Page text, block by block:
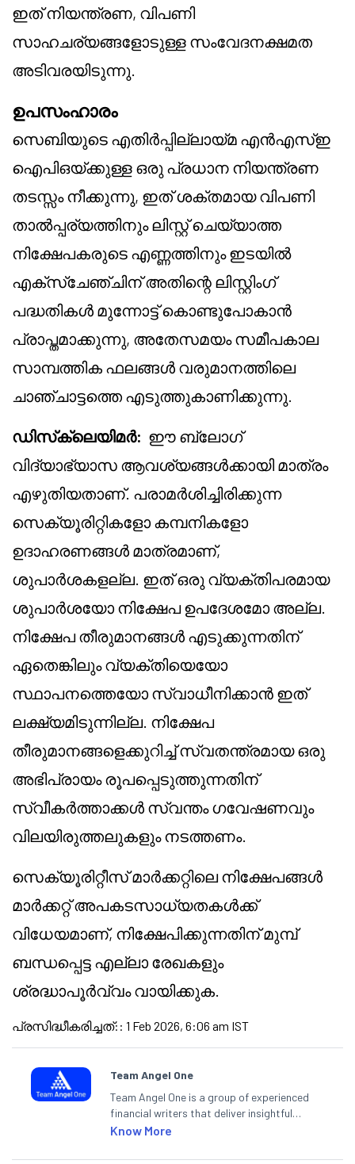
ഇത് നിയന്ത്രണ, വിപണി
സാഹചര്യങ്ങളോടുള്ള സംവേദനക്ഷമത
അടിവരയിടുന്നു.
ഉപസംഹാരം
സെബിയുടെ എതിർപ്പില്ലായ്മ എൻ‌എസ്‌ഇ
ഐ‌പി‌ഒയ്ക്കുള്ള ഒരു പ്രധാന നിയന്ത്രണ
തടസ്സം നീക്കുന്നു, ഇത് ശക്തമായ വിപണി
താൽപ്പര്യത്തിനും ലിസ്റ്റ് ചെയ്യാത്ത
നിക്ഷേപകരുടെ എണ്ണത്തിനും ഇടയിൽ
എക്സ്ചേഞ്ചിന് അതിന്റെ ലിസ്റ്റിംഗ്
പദ്ധതികൾ മുന്നോട്ട് കൊണ്ടുപോകാൻ
പ്രാപ്തമാക്കുന്നു, അതേസമയം സമീപകാല
സാമ്പത്തിക ഫലങ്ങൾ വരുമാനത്തിലെ
ചാഞ്ചാട്ടത്തെ എടുത്തുകാണിക്കുന്നു.
ഡിസ്‌ക്ലെയിമർ: ഈ ബ്ലോഗ്
വിദ്യാഭ്യാസ ആവശ്യങ്ങൾക്കായി മാത്രം
എഴുതിയതാണ്. പരാമർശിച്ചിരിക്കുന്ന
സെക്യൂരിറ്റികളോ കമ്പനികളോ
ഉദാഹരണങ്ങൾ മാത്രമാണ്,
ശുപാർശകളല്ല. ഇത് ഒരു വ്യക്തിപരമായ
ശുപാർശയോ നിക്ഷേപ ഉപദേശമോ അല്ല.
നിക്ഷേപ തീരുമാനങ്ങൾ എടുക്കുന്നതിന്
ഏതെങ്കിലും വ്യക്തിയെയോ
സ്ഥാപനത്തെയോ സ്വാധീനിക്കാൻ ഇത്
ലക്ഷ്യമിടുന്നില്ല. നിക്ഷേപ
തീരുമാനങ്ങളെക്കുറിച്ച് സ്വതന്ത്രമായ ഒരു
അഭിപ്രായം രൂപപ്പെടുത്തുന്നതിന്
സ്വീകർത്താക്കൾ സ്വന്തം ഗവേഷണവും
വിലയിരുത്തലുകളും നടത്തണം.
സെക്യൂരിറ്റീസ് മാർക്കറ്റിലെ നിക്ഷേപങ്ങൾ
മാർക്കറ്റ് അപകടസാധ്യതകൾക്ക്
വിധേയമാണ്, നിക്ഷേപിക്കുന്നതിന് മുമ്പ്
ബന്ധപ്പെട്ട എല്ലാ രേഖകളും
ശ്രദ്ധാപൂർവ്വം വായിക്കുക.
പ്രസിദ്ധീകരിച്ചത്: : 1 Feb 2026, 6:06 am IST
Team Angel One
Team Angel One is a group of experienced
financial writers that deliver insightful
articles on the stock market, IPO, economy,
categories.
Know More